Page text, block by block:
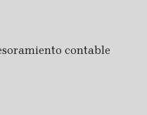
contable